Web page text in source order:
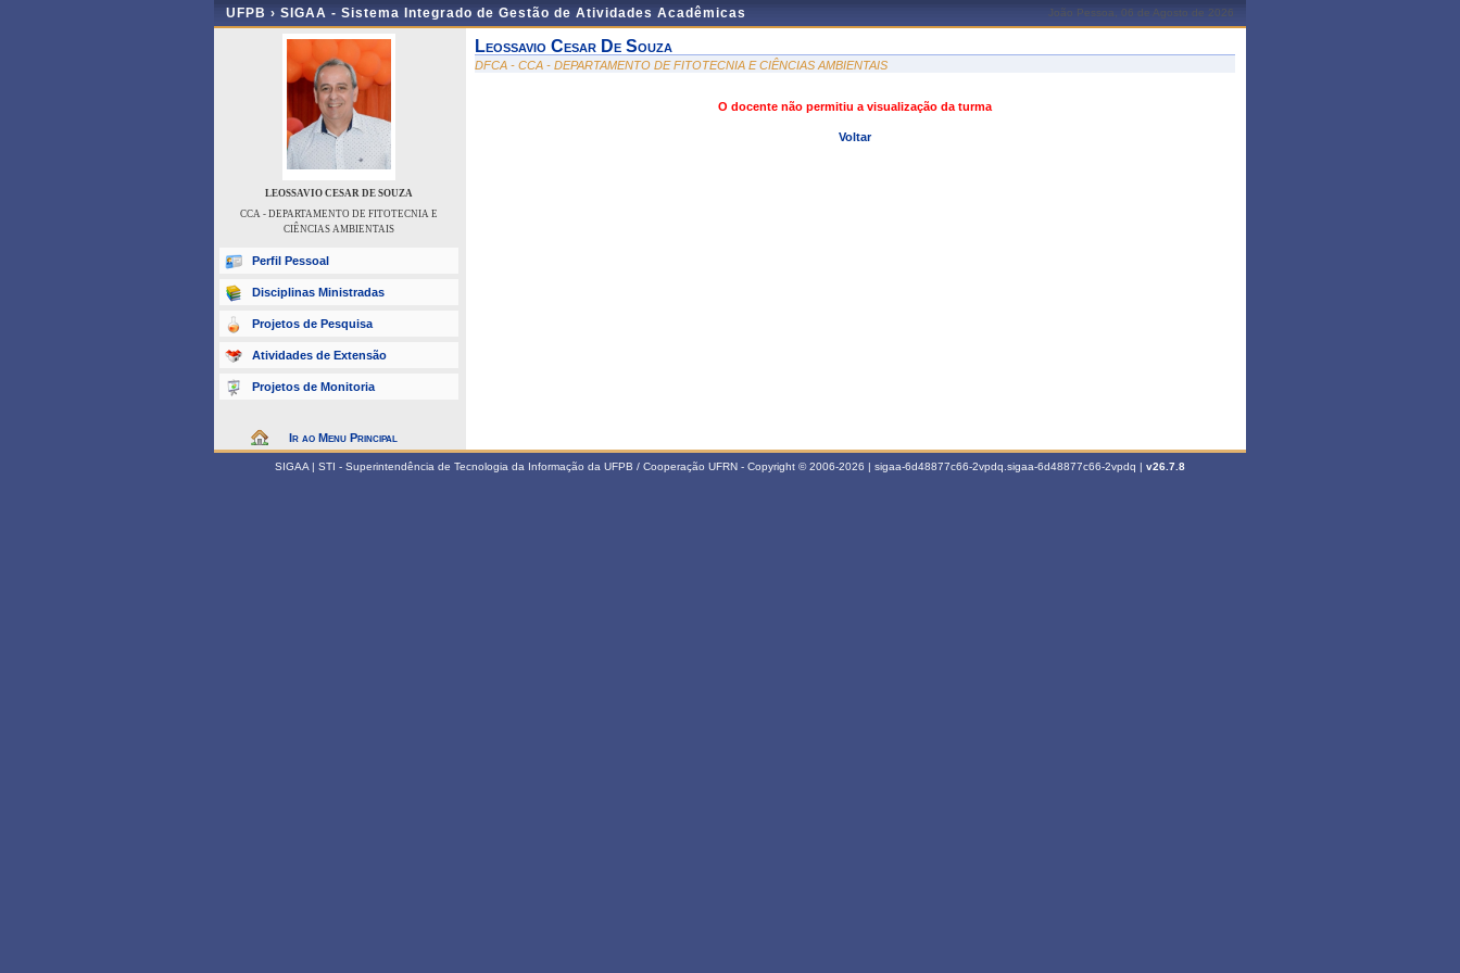
UFPB › SIGAA - Sistema Integrado de Gestão de Atividades Acadêmicas João Pessoa, 06 de Agosto de 2026
LEOSSAVIO CESAR DE SOUZA
CCA - DEPARTAMENTO DE FITOTECNIA E
CIÊNCIAS AMBIENTAIS
Perfil Pessoal
Disciplinas Ministradas
Projetos de Pesquisa
Atividades de Extensão
Projetos de Monitoria
Ir ao Menu Principal
Leossavio Cesar De Souza
DFCA - CCA - DEPARTAMENTO DE FITOTECNIA E CIÊNCIAS AMBIENTAIS
O docente não permitiu a visualização da turma
Voltar
SIGAA | STI - Superintendência de Tecnologia da Informação da UFPB / Cooperação UFRN - Copyright © 2006-2026 | sigaa-6d48877c66-2vpdq.sigaa-6d48877c66-2vpdq | v26.7.8